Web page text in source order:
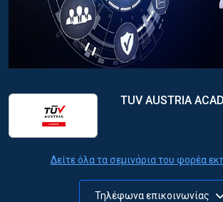
TUV AUSTRIA
Δείτε όλα τα σεμινάρια του φορέα
Τηλέφωνα επικοινωνίας